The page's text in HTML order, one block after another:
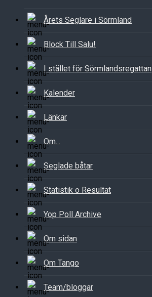
Årets Seglare i Sörmland
Block Till Salu!
I stället för Sörmlandsregattan
Kalender
Länkar
Om...
Seglade båtar
Statistik o Resultat
Yop Poll Archive
Om sidan
Om Tango
Team/bloggar